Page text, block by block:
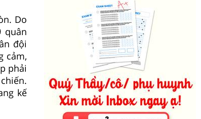
Do
quân
đội
cảm,
phải
kế